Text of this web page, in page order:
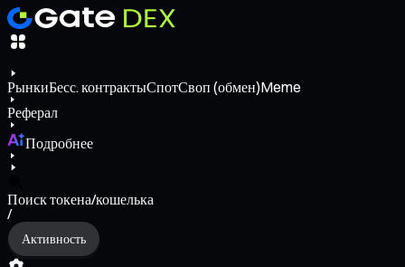
РынкиБесс. контрактыСпотСвоп (обмен)Meme
Реферал
Подробнее
Поиск токена/кошелька
/
Активность